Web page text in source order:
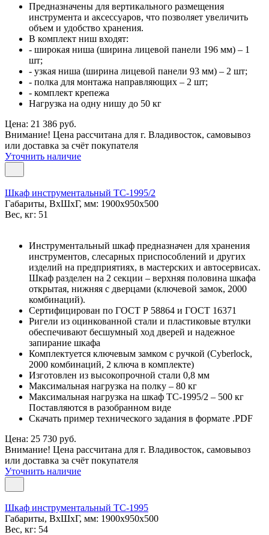
Предназначены для вертикального размещения
инструмента и аксессуаров, что позволяет увеличить
объем и удобство хранения.
В комплект ниш входят:
- широкая ниша (ширина лицевой панели 196 мм) – 1
шт;
- узкая ниша (ширина лицевой панели 93 мм) – 2 шт;
- полка для монтажа направляющих – 2 шт;
- комплект крепежа
Нагрузка на одну нишу до 50 кг
Цена: 21 386 руб.
Внимание! Цена рассчитана для г. Владивосток, самовывоз
или доставка за счёт покупателя
Уточнить наличие
Шкаф инструментальный TC-1995/2
Габариты, ВxШxГ, мм: 1900x950x500
Вес, кг: 51
Инструментальный шкаф предназначен для хранения
инструментов, слесарных приспособлений и других
изделий на предприятиях, в мастерских и автосервисах.
Шкаф разделен на 2 секции – верхняя половина шкафа
открытая, нижняя с дверцами (ключевой замок, 2000
комбинаций).
Сертифицирован по ГОСТ Р 58864 и ГОСТ 16371
Ригели из оцинкованной стали и пластиковые втулки
обеспечивают бесшумный ход дверей и надежное
запирание шкафа
Комплектуется ключевым замком с ручкой (Cyberlock,
2000 комбинаций, 2 ключа в комплекте)
Изготовлен из высокопрочной стали 0,8 мм
Максимальная нагрузка на полку – 80 кг
Максимальная нагрузка на шкаф TC-1995/2 – 500 кг
Поставляются в разобранном виде
Скачать пример технического задания в формате .PDF
Цена: 25 730 руб.
Внимание! Цена рассчитана для г. Владивосток, самовывоз
или доставка за счёт покупателя
Уточнить наличие
Шкаф инструментальный TC-1995
Габариты, ВxШxГ, мм: 1900x950x500
Вес, кг: 54